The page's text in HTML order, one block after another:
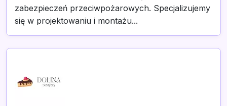
zabezpieczeń przeciwpożarowych. Specjalizujemy
się w projektowaniu i montażu...